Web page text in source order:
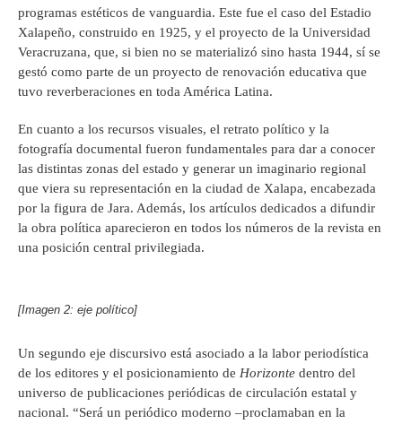
programas estéticos de vanguardia. Este fue el caso del Estadio
Xalapeño, construido en 1925, y el proyecto de la Universidad
Veracruzana, que, si bien no se materializó sino hasta 1944, sí se
gestó como parte de un proyecto de renovación educativa que
tuvo reverberaciones en toda América Latina.
En cuanto a los recursos visuales, el retrato político y la
fotografía documental fueron fundamentales para dar a conocer
las distintas zonas del estado y generar un imaginario regional
que viera su representación en la ciudad de Xalapa, encabezada
por la figura de Jara. Además, los artículos dedicados a difundir
la obra política aparecieron en todos los números de la revista en
una posición central privilegiada.
[Imagen 2: eje político]
Un segundo eje discursivo está asociado a la labor periodística
de los editores y el posicionamiento de Horizonte dentro del
universo de publicaciones periódicas de circulación estatal y
nacional. “Será un periódico moderno –proclamaban en la